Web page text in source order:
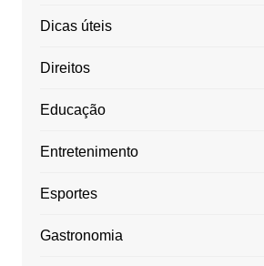
Dicas úteis
Direitos
Educação
Entretenimento
Esportes
Gastronomia